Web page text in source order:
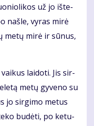
už jo iš­te­
naš­le, vy­ras mi­rė
me­tų mi­rė ir sū­nus,
lai­do­ti. Jis sir­
me­tų gy­ve­no su
jo sir­gi­mo me­tus
bu­dė­ti, po ke­tu­